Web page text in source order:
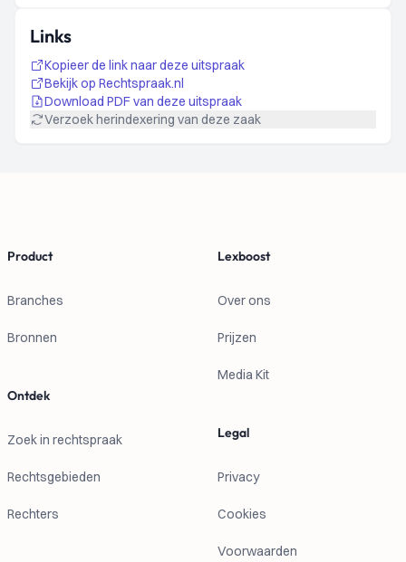
Links
Kopieer de link naar deze uitspraak
Bekijk op Rechtspraak.nl
Download PDF van deze uitspraak
Verzoek herindexering van deze zaak
Product
Branches
Bronnen
Ontdek
Zoek in rechtspraak
Rechtsgebieden
Rechters
Lexboost
Over ons
Prijzen
Media Kit
Legal
Privacy
Cookies
Voorwaarden